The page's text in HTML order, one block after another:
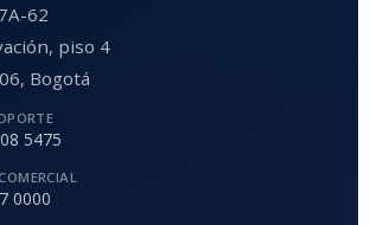
62
piso 4
Bogotá
5475
0000